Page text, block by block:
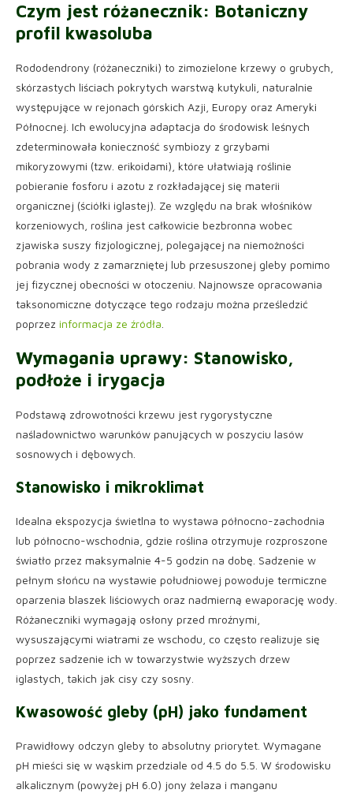
Czym jest różanecznik: Botaniczny
profil kwasoluba
Rododendrony (różaneczniki) to zimozielone krzewy o grubych,
skórzastych liściach pokrytych warstwą kutykuli, naturalnie
występujące w rejonach górskich Azji, Europy oraz Ameryki
Północnej. Ich ewolucyjna adaptacja do środowisk leśnych
zdeterminowała konieczność symbiozy z grzybami
mikoryzowymi (tzw. erikoidami), które ułatwiają roślinie
pobieranie fosforu i azotu z rozkładającej się materii
organicznej (ściółki iglastej). Ze względu na brak włośników
korzeniowych, roślina jest całkowicie bezbronna wobec
zjawiska suszy fizjologicznej, polegającej na niemożności
pobrania wody z zamarzniętej lub przesuszonej gleby pomimo
jej fizycznej obecności w otoczeniu. Najnowsze opracowania
taksonomiczne dotyczące tego rodzaju można prześledzić
poprzez informacja ze źródła
Wymagania uprawy: Stanowisko,
podłoże i irygacja
Podstawą zdrowotności krzewu jest rygorystyczne
naśladownictwo warunków panujących w poszyciu lasów
sosnowych i dębowych.
Stanowisko i mikroklimat
Idealna ekspozycja świetlna to wystawa północno-zachodnia
lub północno-wschodnia, gdzie roślina otrzymuje rozproszone
światło przez maksymalnie 4-5 godzin na dobę. Sadzenie w
pełnym słońcu na wystawie południowej powoduje termiczne
oparzenia blaszek liściowych oraz nadmierną ewaporację wody.
Różaneczniki wymagają osłony przed mroźnymi,
wysuszającymi wiatrami ze wschodu, co często realizuje się
poprzez sadzenie ich w towarzystwie wyższych drzew
iglastych, takich jak cisy czy sosny.
Kwasowość gleby (pH) jako fundament
Prawidłowy odczyn gleby to absolutny priorytet. Wymagane
pH mieści się w wąskim przedziale od 4.5 do 5.5. W środowisku
alkalicznym (powyżej pH 6.0) jony żelaza i manganu